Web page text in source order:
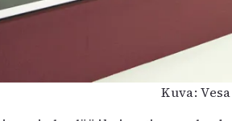
Kuva: